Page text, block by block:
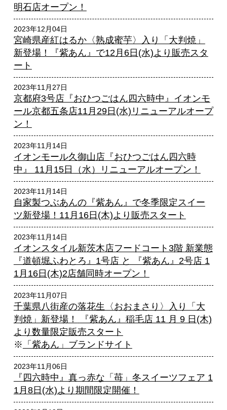
明石店オープン！
2023年12月04日
宮崎県産紅はるか〈熟成蜜芋〉入り「大判焼」
新登場！『紫あん』で12月6日(水)より販売スタ
ート
2023年11月27日
京都府3号店『おひつごはん四六時中』イオンモ
ール京都五条店11月29日(水)リニューアルオープ
ン！
2023年11月14日
イオンモール久御山店『おひつごはん四六時
中』 11月15日（水）リニューアルオープン！
2023年11月14日
自家製つぶあんの『紫あん』で冬季限定スイー
ツ新登場！11月16日(木)より販売スタート
2023年11月14日
イオンスタイル新茨木店フードコート3階 新業態
『道頓堀ふわとろ』1号店 と 『紫あん』2号店 1
1月16日(木)2店舗同時オープン！
2023年11月07日
千葉県八街産の落花生〈おおまさり〉入り「大
判焼」新登場！
『紫あん』稲毛店 11 月 9 日(木)
より数量限定販売スタート
※ 「紫あん」ブランドサイト
2023年11月06日
『四六時中』真っ赤な「苺」冬スイーツフェア 1
1月8日(水)より期間限定開催！